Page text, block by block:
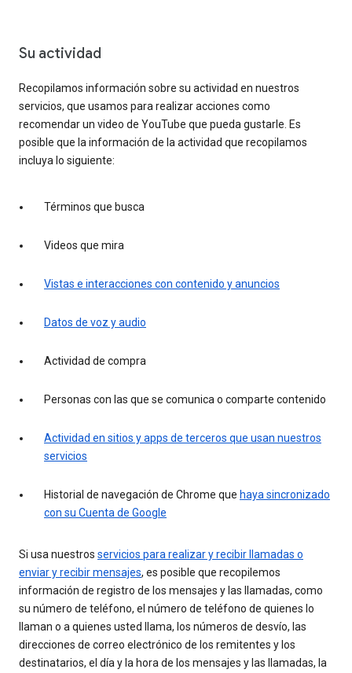
Su actividad
Recopilamos información sobre su actividad en nuestros
servicios, que usamos para realizar acciones como
recomendar un video de YouTube que pueda gustarle. Es
posible que la información de la actividad que recopilamos
incluya lo siguiente:
Términos que busca
Videos que mira
Vistas e interacciones con contenido y anuncios
Datos de voz y audio
Actividad de compra
Personas con las que se comunica o comparte contenido
Actividad en sitios y apps de terceros que usan nuestros
servicios
Historial de navegación de Chrome que haya sincronizado
con su Cuenta de Google
Si usa nuestros servicios para realizar y recibir llamadas o
enviar y recibir mensajes, es posible que recopilemos
información de registro de los mensajes y las llamadas, como
su número de teléfono, el número de teléfono de quienes lo
llaman o a quienes usted llama, los números de desvío, las
direcciones de correo electrónico de los remitentes y los
destinatarios, el día y la hora de los mensajes y las llamadas, la